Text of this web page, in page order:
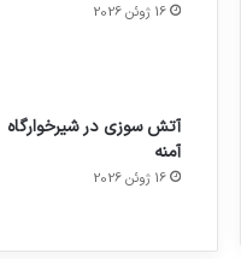
16 ژوئن 2026
آتش سوزی در شیرخوارگاه
آمنه
16 ژوئن 2026